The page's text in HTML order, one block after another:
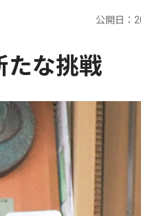
公開日：
たな挑戦